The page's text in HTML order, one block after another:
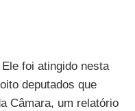
foi atingido nesta
deputados que
Câmara, um relatório